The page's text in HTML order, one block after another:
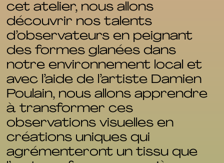
cet atelier, nous allons
découvrir nos talents
d’observateurs en peignant
des formes glanées dans
notre environnement local et
avec l’aide de l’artiste Damien
Poulain, nous allons apprendre
à transformer ces
observations visuelles en
créations uniques qui
agrémenteront un tissu que